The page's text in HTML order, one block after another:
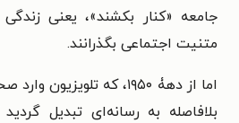
جامعه «کنار بکشند»، یعنی
متنیت اجتماعی بگذرانند.
اما از دهۀ ۱۹۵۰، که
بلافاصله به رسانه‌ای تبدیل